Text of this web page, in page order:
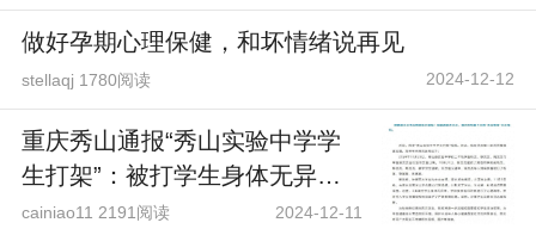
做好孕期心理保健，和坏情绪说再见
stellaqj 1780阅读 2024-12-12
重庆秀山通报“秀山实验中学学
生打架”：被打学生身体无异
常，对打人学生给予严肃处理
cainiao11 2191阅读 2024-12-11